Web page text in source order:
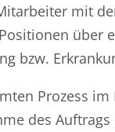
mit
über
bzw.
Prozess
des